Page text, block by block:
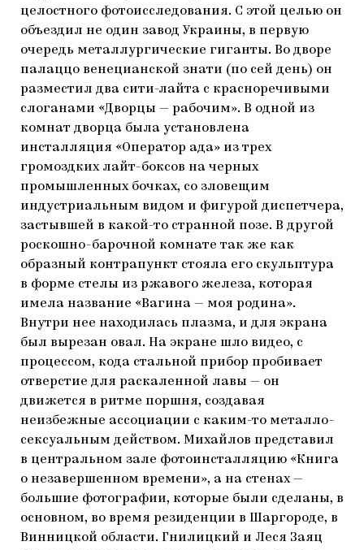
целостного фотоисследования. С этой целью он
объездил не один завод Украины, в первую
очередь металлургические гиганты. Во дворе
палаццо венецианской знати (по сей день) он
разместил два сити-лайта с красноречивыми
слоганами «Дворцы — рабочим». В одной из
комнат дворца была установлена
инсталляция «Оператор ада» из трех
громоздких лайт-боксов на черных
промышленных бочках, со зловещим
индустриальным видом и фигурой диспетчера,
застывшей в какой-то странной позе. В другой
роскошно-барочной комнате так же как
образный контрапункт стояла его скульптура
в форме стелы из ржавого железа, которая
имела название «Вагина — моя родина».
Внутри нее находилась плазма, и для экрана
был вырезан овал. На экране шло видео, с
процессом, кода стальной прибор пробивает
отверстие для раскаленной лавы — он
движется в ритме поршня, создавая
неизбежные ассоциации с каким-то металло-
сексуальным действом. Михайлов представил
в центральном зале фотоинсталляцию «Книга
о незавершенном времени», а на стенах —
большие фотографии, которые были сделаны, в
основном, во время резиденции в Шаргороде, в
Винницкой области. Гнилицкий и Леся Заяц